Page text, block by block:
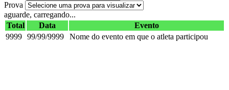
Prova
aguarde, carregando...
Total
Data
Evento
9999 99/99/9999 Nome do evento em que o atleta participou